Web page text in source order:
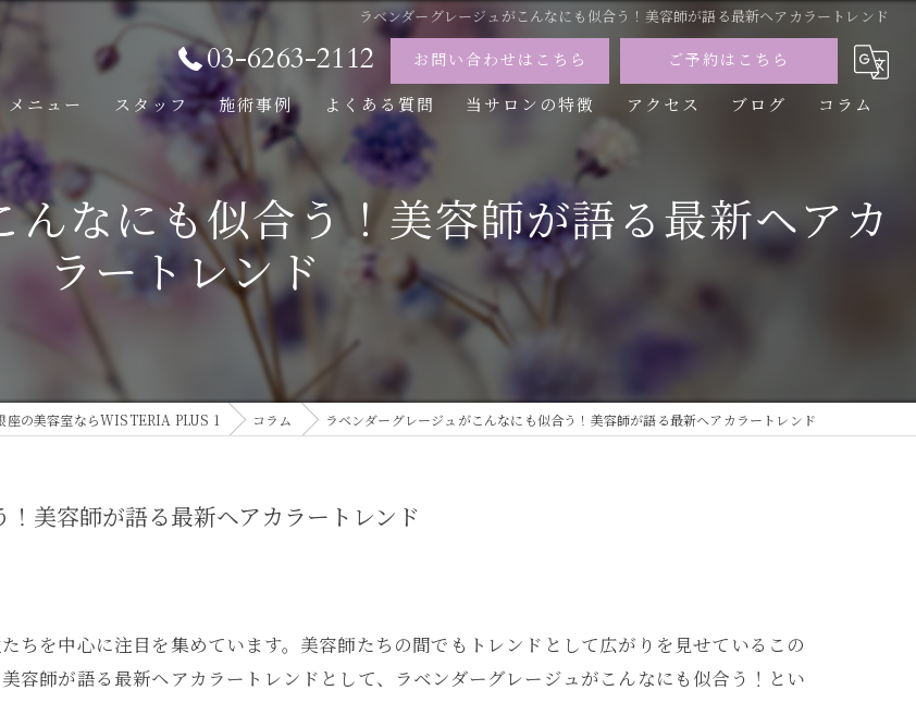
ラベンダーグレージュがこんなにも似合う！美容師が語る最新ヘアカラートレンド
03-6263-2112 お問い合わせはこちら ご予約はこちら
メニュー スタッフ 施術事例 よくある質問 当サロンの特徴
カラー
トリートメント
パーマ
アクセス ブログ コラム
んなにも似合う！美容師が語る最新ヘアカ
ラートレンド
座の美容室ならWISTERIA PLUS 1 コラム ラベンダーグレージュがこんなにも似合う！美容師が語る最新ヘアカラートレンド
美容師が語る最新ヘアカラートレンド
ちを中心に注目を集めています。美容師たちの間でもトレンドとして広がりを見せているこの
容師が語る最新ヘアカラートレンドとして、ラベンダーグレージュがこんなにも似合う！とい